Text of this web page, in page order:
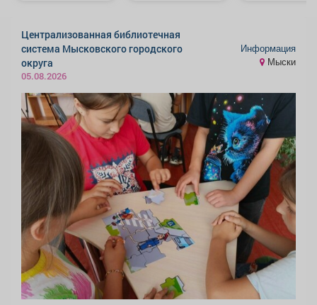
Централизованная библиотечная
система Мысковского городского
округа
05.08.2026
Информация
Мыски